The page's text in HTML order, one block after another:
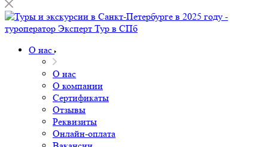
О нас
О нас
О компании
Сертификаты
Отзывы
Реквизиты
Онлайн-оплата